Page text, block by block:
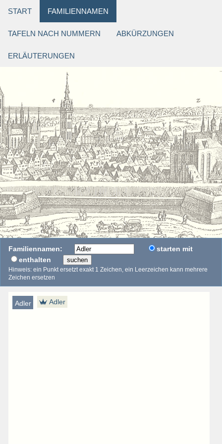
START FAMILIENNAMEN
TAFELN NACH NUMMERN ABKÜRZUNGEN
ERLÄUTERUNGEN
Familiennamen:
starten mit
enthalten
suchen
Hinweis: ein Punkt ersetzt exakt 1 Zeichen, ein Leerzeichen kann mehrere
Zeichen ersetzen
Adler Adler